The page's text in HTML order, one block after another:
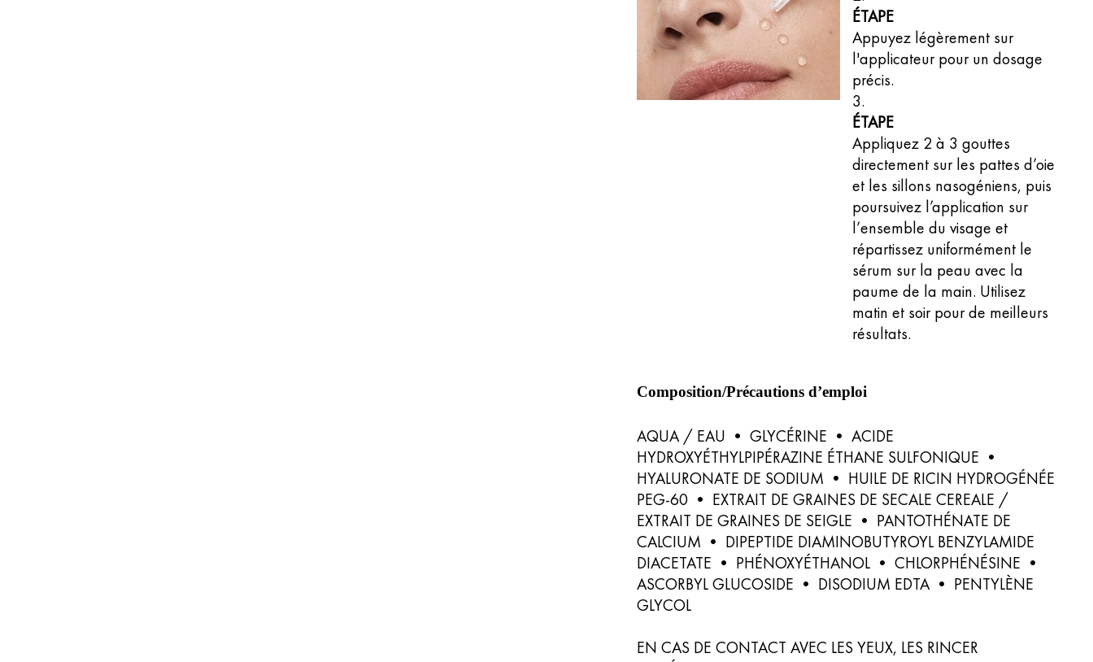
ÉTAPE
Appuyez légèrement sur
l'applicateur pour un dosage
précis.
ÉTAPE
Appliquez 2 à 3 gouttes
directement sur les pattes d’oie
et les sillons nasogéniens, puis
poursuivez l’application sur
l’ensemble du visage et
répartissez uniformément le
sérum sur la peau avec la
paume de la main. Utilisez
matin et soir pour de meilleurs
résultats.
Composition/Précautions d’emploi
AQUA / EAU • GLYCÉRINE • ACIDE
HYDROXYÉTHYLPIPÉRAZINE ÉTHANE SULFONIQUE •
HYALURONATE DE SODIUM • HUILE DE RICIN HYDROGÉNÉE
PEG-60 • EXTRAIT DE GRAINES DE SECALE CEREALE /
EXTRAIT DE GRAINES DE SEIGLE • PANTOTHÉNATE DE
CALCIUM • DIPEPTIDE DIAMINOBUTYROYL BENZYLAMIDE
DIACETATE • PHÉNOXYÉTHANOL • CHLORPHÉNÉSINE •
ASCORBYL GLUCOSIDE • DISODIUM EDTA • PENTYLÈNE
GLYCOL
EN CAS DE CONTACT AVEC LES YEUX, LES RINCER